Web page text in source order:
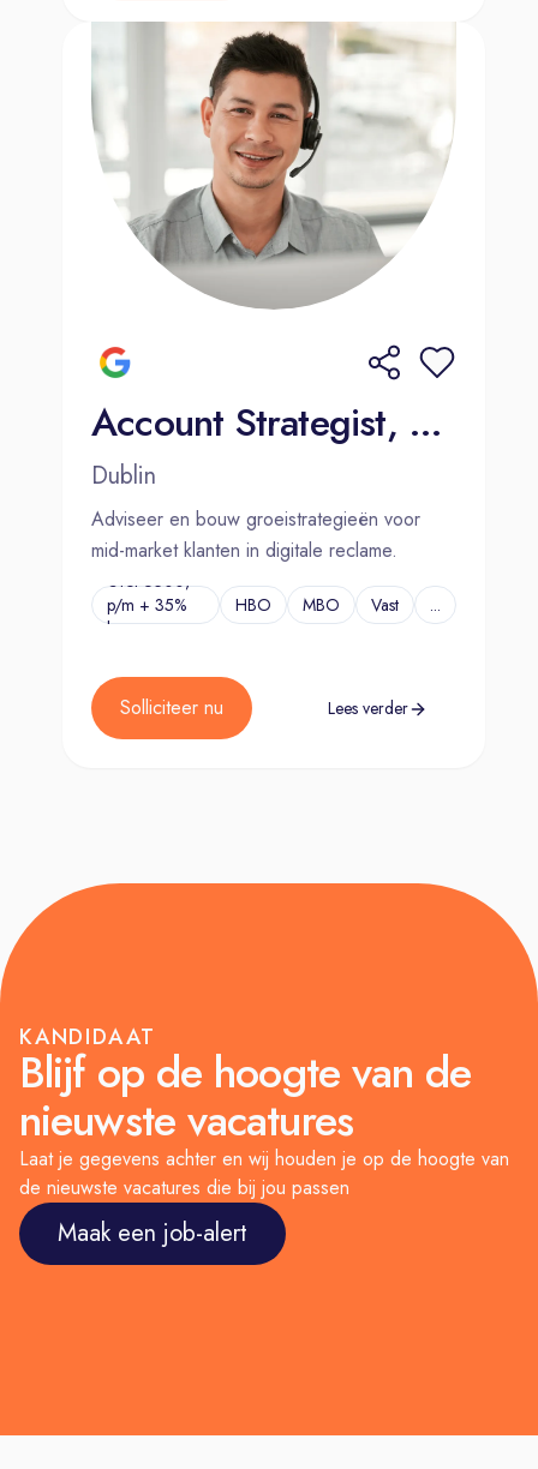
voor onze topklanten? Wacht dan
niet langer! Klik op de knop
hieronder, stuur ons je CV en vertel
ons waarom jij perfect bent voor
deze job. We kunnen niet wachten
om van je te horen
Account Strategist, Mid-Market Sales (French and Dutch)
Dublin
Adviseer en bouw groeistrategieën voor
mid-market klanten in digitale reclame.
€Tot 6500,-
p/m + 35%
bonus
HBO MBO Vast ...
Solliciteer nu Lees verder
KANDIDAAT
Blijf op de hoogte van de
nieuwste vacatures
Laat je gegevens achter en wij houden je op de hoogte van
de nieuwste vacatures die bij jou passen
Maak een job-alert